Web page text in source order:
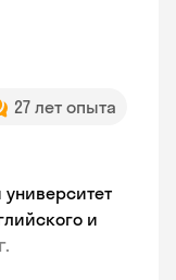
27 лет опыта
и